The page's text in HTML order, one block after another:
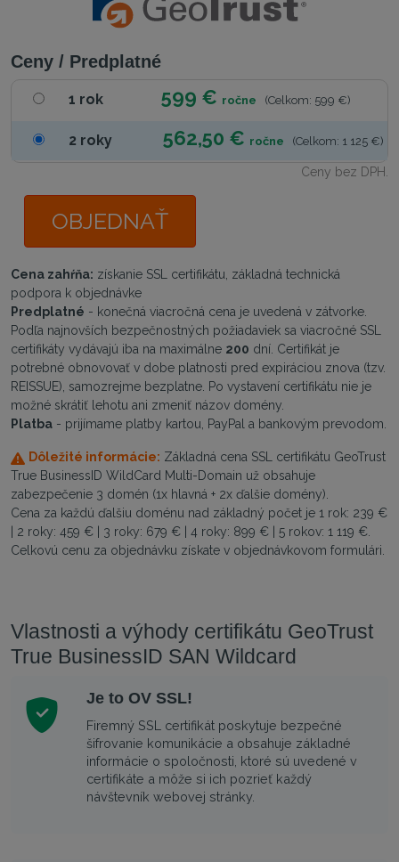
Ceny / Predplatné
1 rok 599 € ročne (Celkom: 599 €)
2 roky 562,50 € ročne (Celkom: 1 125 €)
Ceny bez DPH.
OBJEDNAŤ
Cena zahŕňa: získanie SSL certifikátu, základná technická
podpora k objednávke
Predplatné - konečná viacročná cena je uvedená v zátvorke.
Podľa najnovších bezpečnostných požiadaviek sa viacročné SSL
certifikáty vydávajú iba na maximálne 200 dní. Certifikát je
potrebné obnovovať v dobe platnosti pred expiráciou znova (tzv.
REISSUE), samozrejme bezplatne. Po vystavení certifikátu nie je
možné skrátiť lehotu ani zmeniť názov domény.
Platba - prijímame platby kartou, PayPal a bankovým prevodom.
Dôležité informácie: Základná cena SSL certifikátu GeoTrust
True BusinessID WildCard Multi-Domain už obsahuje
zabezpečenie 3 domén (1x hlavná + 2x ďalšie domény).
Cena za každú ďalšiu doménu nad základný počet je 1 rok: 239 €
| 2 roky: 459 € | 3 roky: 679 € | 4 roky: 899 € | 5 rokov: 1 119 €.
Celkovú cenu za objednávku získate v objednávkovom formulári.
Vlastnosti a výhody certifikátu GeoTrust
True BusinessID SAN Wildcard
Je to OV SSL!
Firemný SSL certifikát poskytuje bezpečné
šifrovanie komunikácie a obsahuje základné
informácie o spoločnosti, ktoré sú uvedené v
certifikáte a môže si ich pozrieť každý
návštevník webovej stránky.